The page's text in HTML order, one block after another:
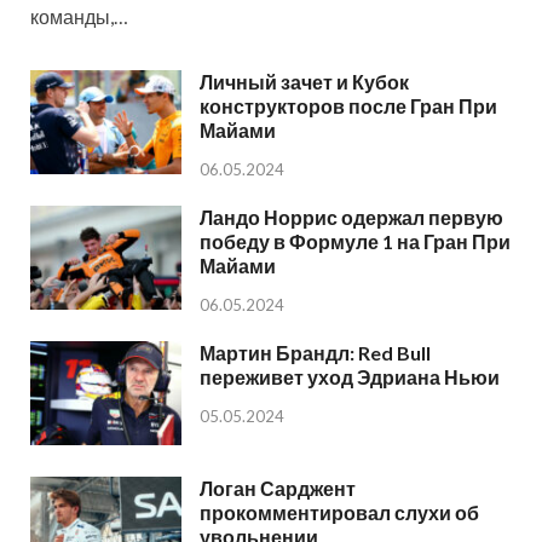
команды,…
Личный зачет и Кубок
конструкторов после Гран При
Майами
06.05.2024
Ландо Норрис одержал первую
победу в Формуле 1 на Гран При
Майами
06.05.2024
Мартин Брандл: Red Bull
переживет уход Эдриана Ньюи
05.05.2024
Логан Сарджент
прокомментировал слухи об
увольнении